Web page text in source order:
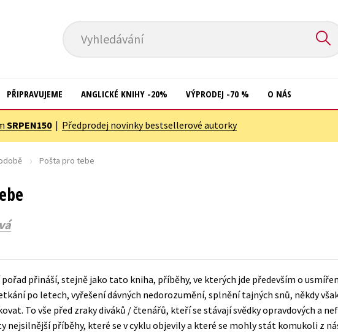
Vyhledávání
svět
Populárně - naučná pro dospělé
Populárně - naučné pro děti
Předškoláci
Young adult (SK)
Zahraniční literatura
PŘIPRAVUJEME ANGLICKÉ KNIHY -20% VÝPRODEJ -70 % O NÁS
SRPEN150| Předprodej novinky bestsellerové autorky
Pošta pro tebe
přináší, stejně jako tato kniha, příběhy, ve kterých jde především o
po letech, vyřešení dávných nedorozumění, splnění tajných snů, někdy
To vše před zraky diváků / čtenářů, kteří se stávají svědky opravdových a
nejsilnější příběhy, které se v cyklu objevily a které se mohly stát komukoli z